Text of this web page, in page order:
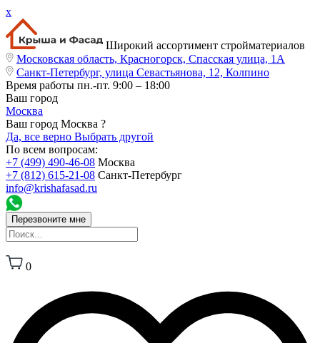
x
Широкий ассортимент стройматериалов
Московская область, Красногорск, Спасская улица, 1А
Санкт-Петербург, улица Севастьянова, 12, Колпино
Время работы пн.-пт. 9:00 – 18:00
Ваш город
Москва
Ваш город Москва ?
Да, все верно Выбрать другой
По всем вопросам:
+7 (499) 490-46-08 Москва
+7 (812) 615-21-08 Санкт-Петербург
info@krishafasad.ru
Перезвоните мне
0